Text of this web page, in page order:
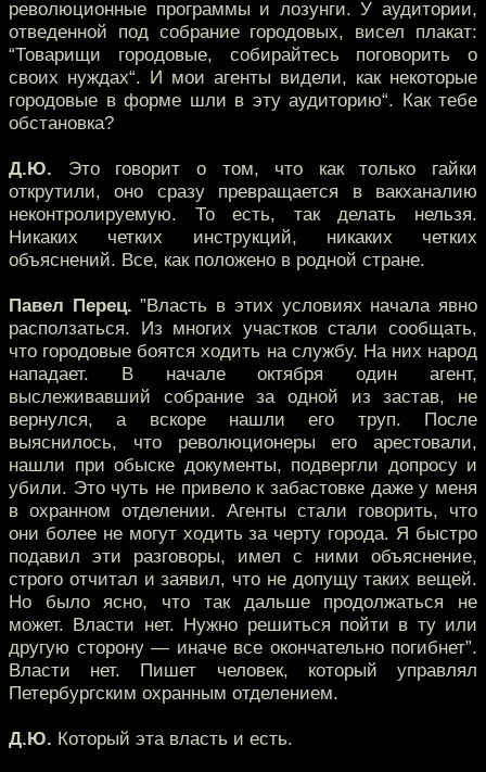
революционные программы и лозунги. У аудитории,
отведенной под собрание городовых, висел плакат:
“Товарищи городовые, собирайтесь поговорить о
своих нуждах“. И мои агенты видели, как некоторые
городовые в форме шли в эту аудиторию“. Как тебе
обстановка?
Д.Ю. Это говорит о том, что как только гайки
открутили, оно сразу превращается в вакханалию
неконтролируемую. То есть, так делать нельзя.
Никаких четких инструкций, никаких четких
объяснений. Все, как положено в родной стране.
Павел Перец. ”Власть в этих условиях начала явно
расползаться. Из многих участков стали сообщать,
что городовые боятся ходить на службу. На них народ
нападает. В начале октября один агент,
выслеживавший собрание за одной из застав, не
вернулся, а вскоре нашли его труп. После
выяснилось, что революционеры его арестовали,
нашли при обыске документы, подвергли допросу и
убили. Это чуть не привело к забастовке даже у меня
в охранном отделении. Агенты стали говорить, что
они более не могут ходить за черту города. Я быстро
подавил эти разговоры, имел с ними объяснение,
строго отчитал и заявил, что не допущу таких вещей.
Но было ясно, что так дальше продолжаться не
может. Власти нет. Нужно решиться пойти в ту или
другую сторону — иначе все окончательно погибнет”.
Власти нет. Пишет человек, который управлял
Петербургским охранным отделением.
Д.Ю. Который эта власть и есть.